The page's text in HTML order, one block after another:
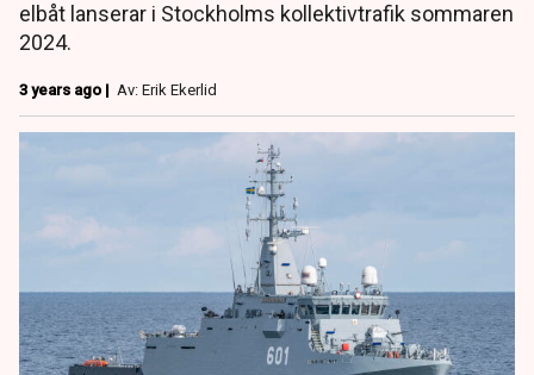
elbåt lanserar i Stockholms kollektivtrafik sommaren
2024.
3 years ago | Av: Erik Ekerlid